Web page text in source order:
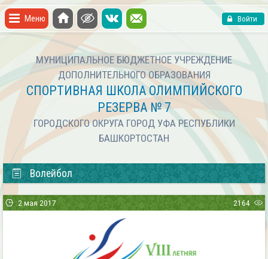
Меню Войти
МУНИЦИПАЛЬНОЕ БЮДЖЕТНОЕ УЧРЕЖДЕНИЕ
ДОПОЛНИТЕЛЬНОГО ОБРАЗОВАНИЯ
СПОРТИВНАЯ ШКОЛА ОЛИМПИЙСКОГО
РЕЗЕРВА № 7
ГОРОДСКОГО ОКРУГА ГОРОД УФА РЕСПУБЛИКИ
БАШКОРТОСТАН
Волейбол
2 мая 2017 2164